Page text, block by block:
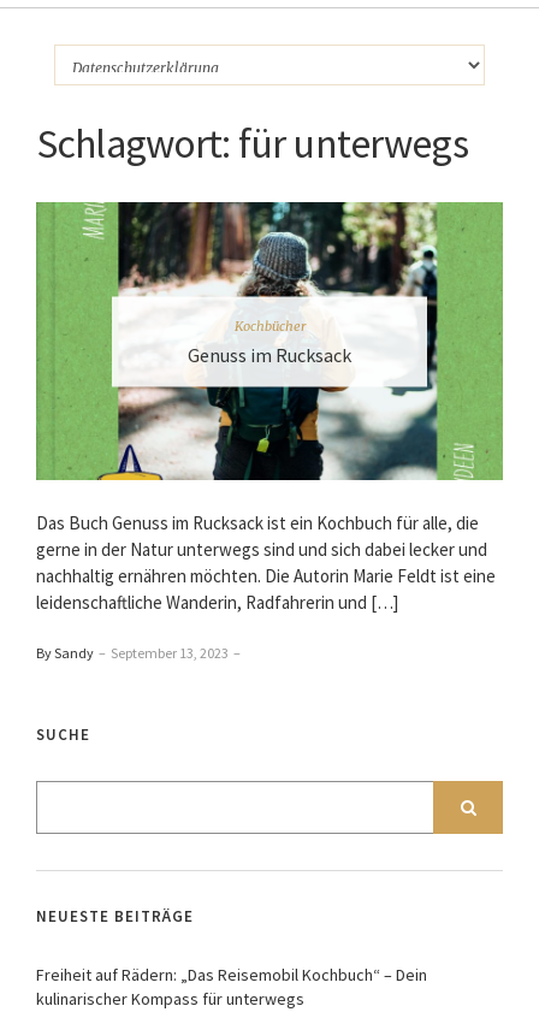
Schlagwort: für unterwegs
Kochbücher
Genuss im Rucksack
Das Buch Genuss im Rucksack ist ein Kochbuch für alle, die
gerne in der Natur unterwegs sind und sich dabei lecker und
nachhaltig ernähren möchten. Die Autorin Marie Feldt ist eine
leidenschaftliche Wanderin, Radfahrerin und […]
By Sandy – September 13, 2023 –
SUCHE
NEUESTE BEITRÄGE
Freiheit auf Rädern: „Das Reisemobil Kochbuch“ – Dein
kulinarischer Kompass für unterwegs